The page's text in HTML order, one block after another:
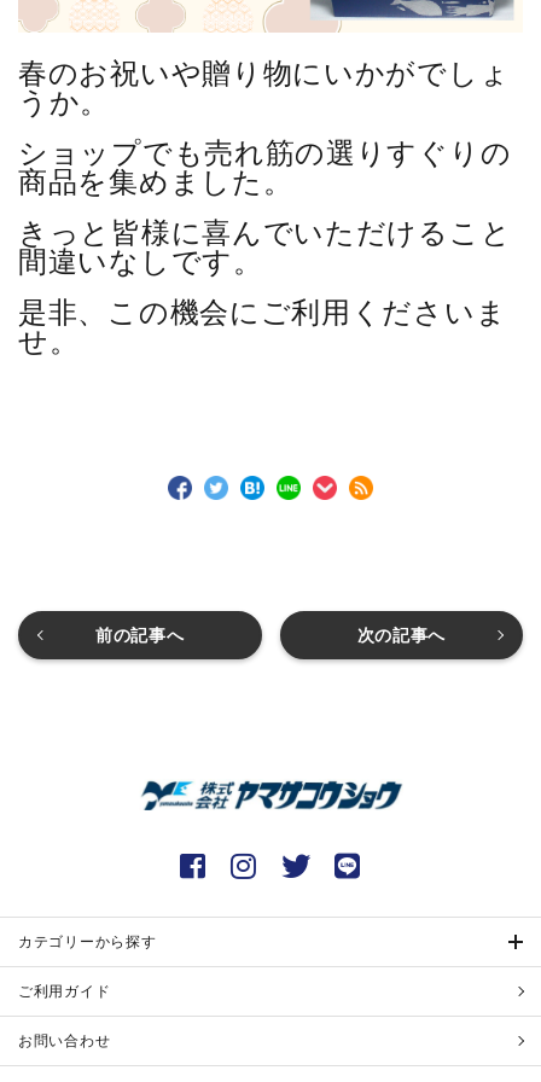
春のお祝いや贈り物にいかがでしょ
うか。
ショップでも売れ筋の選りすぐりの
商品を集めました。
きっと皆様に喜んでいただけること
間違いなしです。
是非、この機会にご利用くださいま
せ。
前の記事へ 次の記事へ
カテゴリーから探す
ご利用ガイド
お問い合わせ